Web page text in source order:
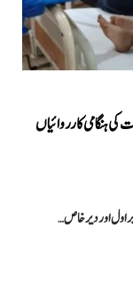
محکمہ صحت کی ہنگامی کارروائیاں
براول اور دیر خاص…